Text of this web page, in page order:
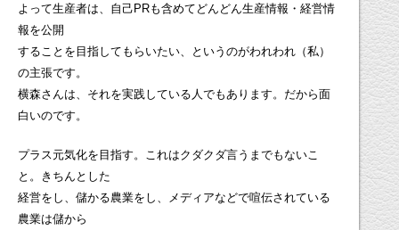
よって生産者は、自己PRも含めてどんどん生産情報・経営情
報を公開
することを目指してもらいたい、というのがわれわれ（私）
の主張です。
横森さんは、それを実践している人でもあります。だから面
白いのです。
プラス元気化を目指す。これはクダクダ言うまでもないこ
と。きちんとした
経営をし、儲かる農業をし、メディアなどで喧伝されている
農業は儲から